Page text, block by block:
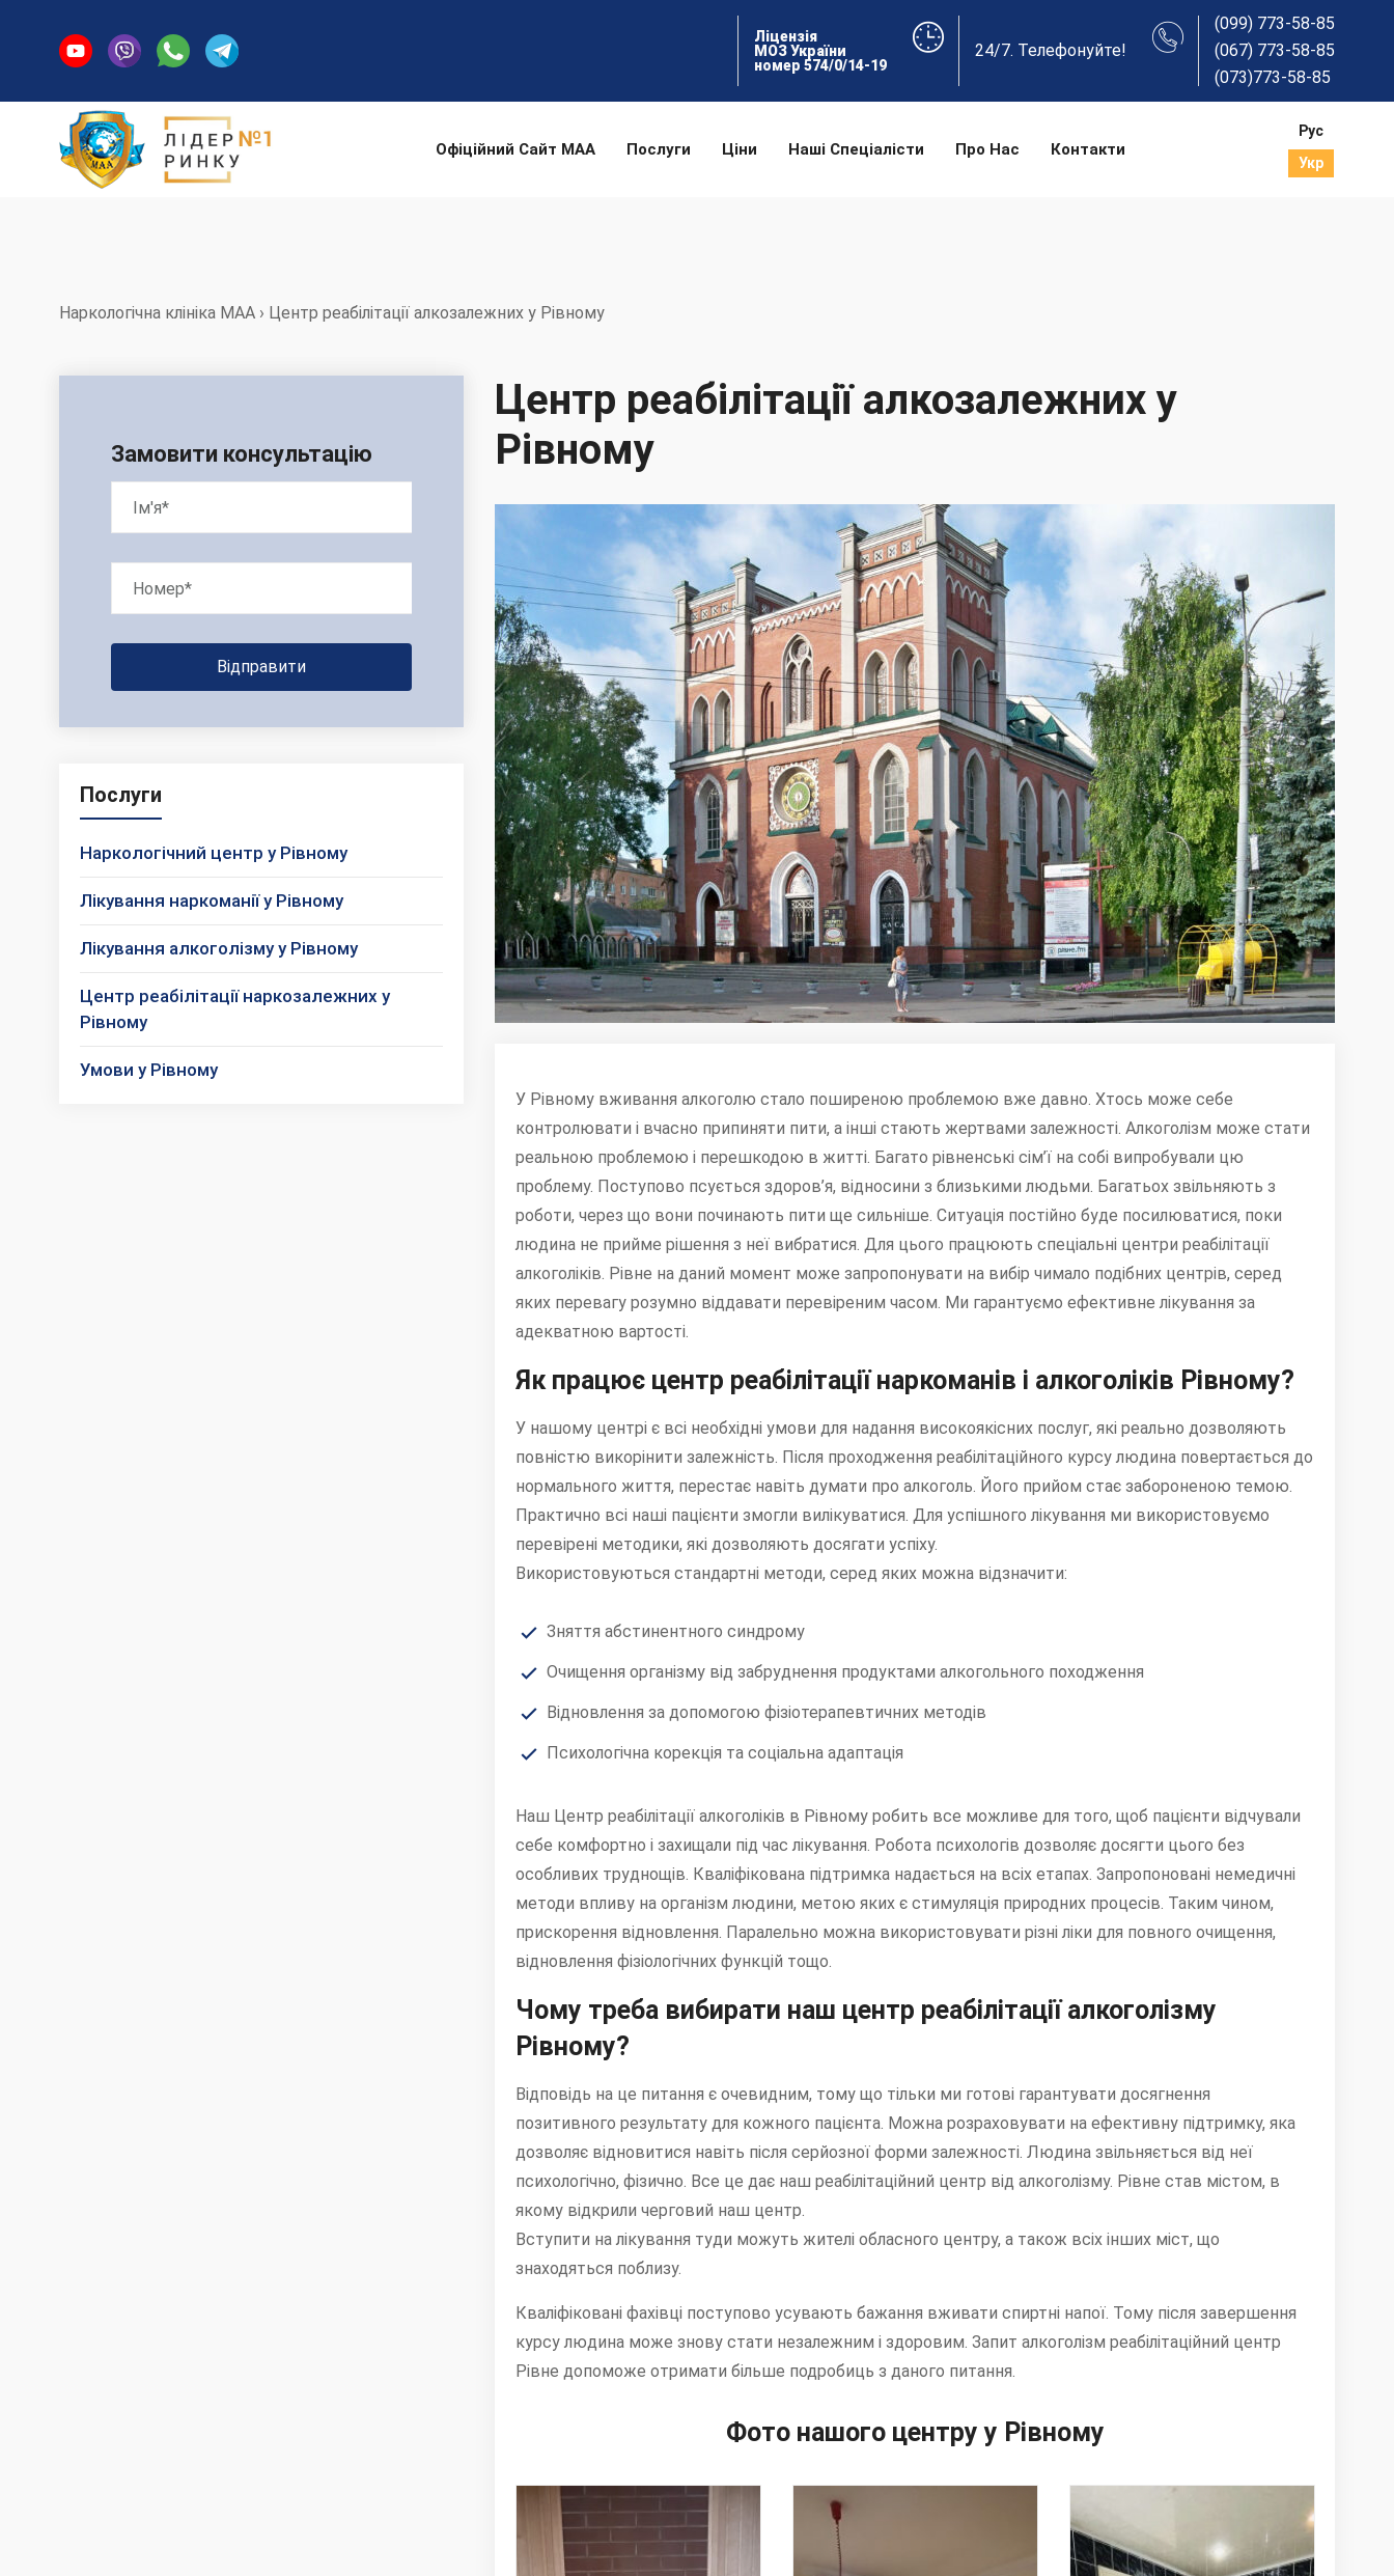
Ліцензія
МОЗ України
номер 574/0/14-19
24/7. Телефонуйте!
(099) 773-58-85
(067) 773-58-85
(073)773-58-85
Офіційний Сайт МАА Послуги Ціни Наші Спеціалісти Про Нас Контакти
Рус
Укр
Наркологічна клініка МАА › Центр реабілітації алкозалежних у Рівному
Замовити консультацію
Послуги
Наркологічний центр у Рівному
Лікування наркоманії у Рівному
Лікування алкоголізму у Рівному
Центр реабілітації наркозалежних у
Рівному
Умови у Рівному
Центр реабілітації алкозалежних у
Рівному
У Рівному вживання алкоголю стало поширеною проблемою вже давно. Хтось може себе
контролювати і вчасно припиняти пити, а інші стають жертвами залежності. Алкоголізм може стати
реальною проблемою і перешкодою в житті. Багато рівненські сім’ї на собі випробували цю
проблему. Поступово псується здоров’я, відносини з близькими людьми. Багатьох звільняють з
роботи, через що вони починають пити ще сильніше. Ситуація постійно буде посилюватися, поки
людина не прийме рішення з неї вибратися. Для цього працюють спеціальні центри реабілітації
алкоголіків. Рівне на даний момент може запропонувати на вибір чимало подібних центрів, серед
яких перевагу розумно віддавати перевіреним часом. Ми гарантуємо ефективне лікування за
адекватною вартості.
Як працює центр реабілітації наркоманів і алкоголіків Рівному?
У нашому центрі є всі необхідні умови для надання високоякісних послуг, які реально дозволяють
повністю викорінити залежність. Після проходження реабілітаційного курсу людина повертається до
нормального життя, перестає навіть думати про алкоголь. Його прийом стає забороненою темою.
Практично всі наші пацієнти змогли вилікуватися. Для успішного лікування ми використовуємо
перевірені методики, які дозволяють досягати успіху.
Використовуються стандартні методи, серед яких можна відзначити:
Зняття абстинентного синдрому
Очищення організму від забруднення продуктами алкогольного походження
Відновлення за допомогою фізіотерапевтичних методів
Психологічна корекція та соціальна адаптація
Наш Центр реабілітації алкоголіків в Рівному робить все можливе для того, щоб пацієнти відчували
себе комфортно і захищали під час лікування. Робота психологів дозволяє досягти цього без
особливих труднощів. Кваліфікована підтримка надається на всіх етапах. Запропоновані немедичні
методи впливу на організм людини, метою яких є стимуляція природних процесів. Таким чином,
прискорення відновлення. Паралельно можна використовувати різні ліки для повного очищення,
відновлення фізіологічних функцій тощо.
Чому треба вибирати наш центр реабілітації алкоголізму
Рівному?
Відповідь на це питання є очевидним, тому що тільки ми готові гарантувати досягнення
позитивного результату для кожного пацієнта. Можна розраховувати на ефективну підтримку, яка
дозволяє відновитися навіть після серйозної форми залежності. Людина звільняється від неї
психологічно, фізично. Все це дає наш реабілітаційний центр від алкоголізму. Рівне став містом, в
якому відкрили черговий наш центр.
Вступити на лікування туди можуть жителі обласного центру, а також всіх інших міст, що
знаходяться поблизу.
Кваліфіковані фахівці поступово усувають бажання вживати спиртні напої. Тому після завершення
курсу людина може знову стати незалежним і здоровим. Запит алкоголізм реабілітаційний центр
Рівне допоможе отримати більше подробиць з даного питання.
Фото нашого центру у Рівному